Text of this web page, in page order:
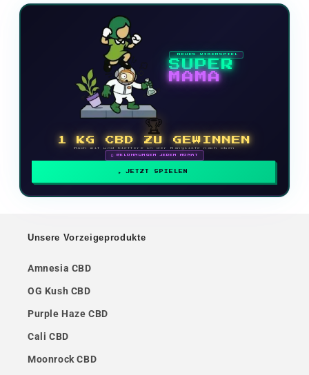
NEUES VIDEOSPIEL
SUPER
MAMA
🏆
1 KG CBD ZU GEWINNEN
Mach mit und klettere in der Rangliste nach oben
🗓 BELOHNUNGEN JEDEN MONAT
JETZT SPIELEN
Unsere Vorzeigeprodukte
Amnesia CBD
OG Kush CBD
Purple Haze CBD
Cali CBD
Moonrock CBD